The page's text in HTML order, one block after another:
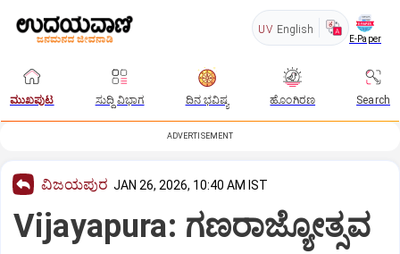
UV English
E-Paper
ಮುಖಪುಟ ಸುದ್ದಿ ವಿಭಾಗ ದಿನ ಭವಿಷ್ಯ ಹೊಂಗಿರಣ Search
ADVERTISEMENT
ವಿಜಯಪುರ JAN 26, 2026, 10:40 AM IST
Vijayapura: ಗಣರಾಜ್ಯೋತ್ಸವ